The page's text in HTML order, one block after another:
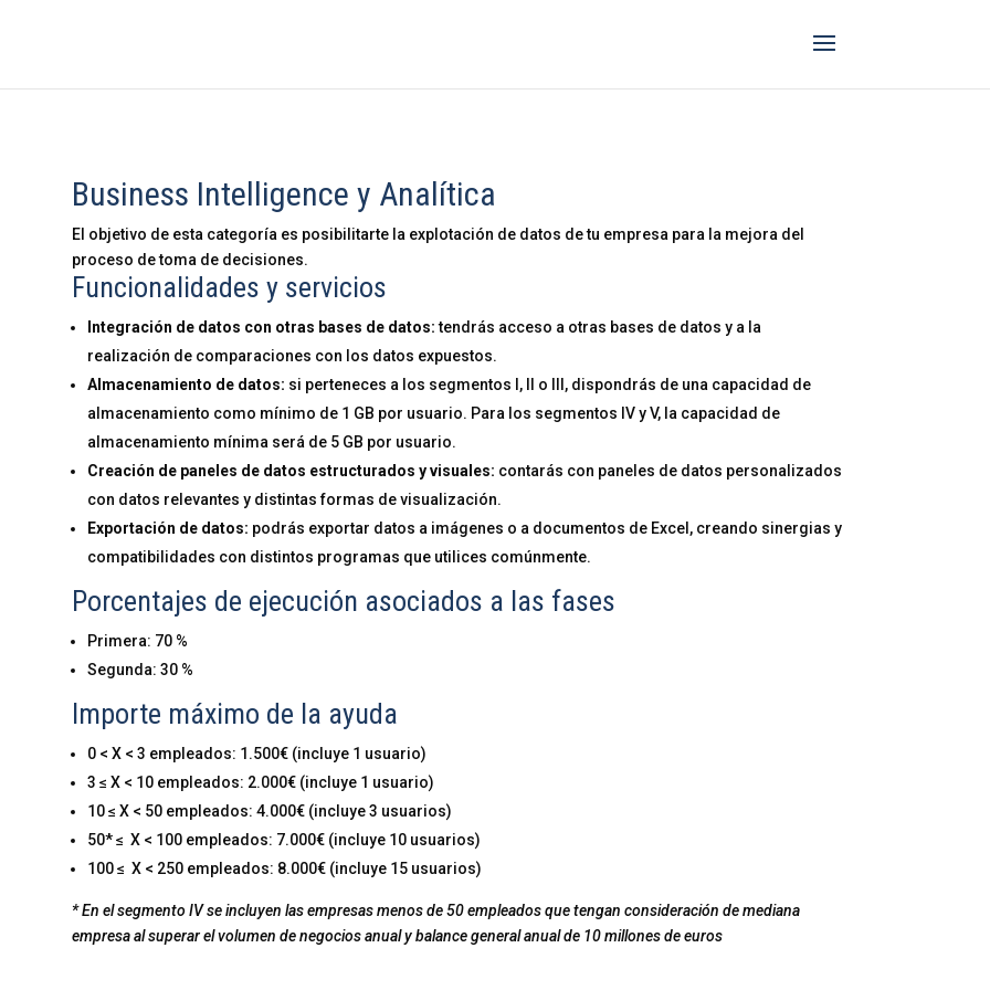
Business Intelligence y Analítica
El objetivo de esta categoría es posibilitarte la explotación de datos de tu empresa para la mejora del
proceso de toma de decisiones.
Funcionalidades y servicios
Integración de datos con otras bases de datos:tendrás acceso a otras bases de datos y a la
realización de comparaciones con los datos expuestos.
Almacenamiento de datos: si perteneces a los segmentos I, II o III, dispondrás de una capacidad de
almacenamiento como mínimo de 1 GB por usuario. Para los segmentos IV y V, la capacidad de
almacenamiento mínima será de 5 GB por usuario.
Creación de paneles de datos estructurados y visuales: contarás con paneles de datos personalizados
con datos relevantes y distintas formas de visualización.
Exportación de datos: podrás exportar datos a imágenes o a documentos de Excel, creando sinergias y
compatibilidades con distintos programas que utilices comúnmente.
Porcentajes de ejecución asociados a las fases
Primera: 70 %
Segunda: 30 %
Importe máximo de la ayuda
0 < X < 3 empleados: 1.500€ (incluye 1 usuario)
3 ≤ X < 10 empleados: 2.000€ (incluye 1 usuario)
10 ≤ X < 50 empleados: 4.000€ (incluye 3 usuarios)
50* ≤ X < 100 empleados: 7.000€ (incluye 10 usuarios)
100 ≤ X < 250 empleados: 8.000€ (incluye 15 usuarios)
* En el segmento IV se incluyen las empresas menos de 50 empleados que tengan consideración de mediana
empresa al superar el volumen de negocios anual y balance general anual de 10 millones de euros